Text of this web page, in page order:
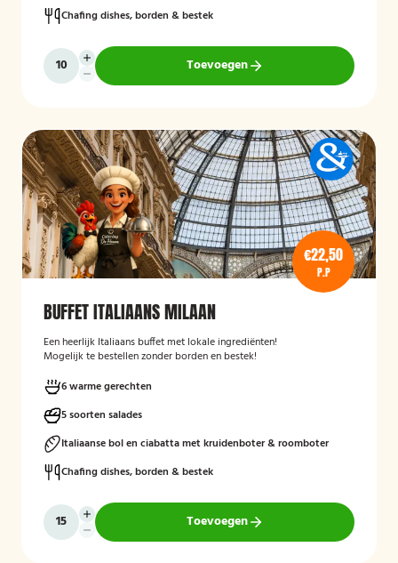
Chafing dishes, borden & bestek
Toevoegen
€22,50
P.P
BUFFET ITALIAANS MILAAN
Een heerlijk Italiaans buffet met lokale ingrediënten!
Mogelijk te bestellen zonder borden en bestek!
6 warme gerechten
5 soorten salades
Italiaanse bol en ciabatta met kruidenboter & roomboter
Chafing dishes, borden & bestek
Toevoegen